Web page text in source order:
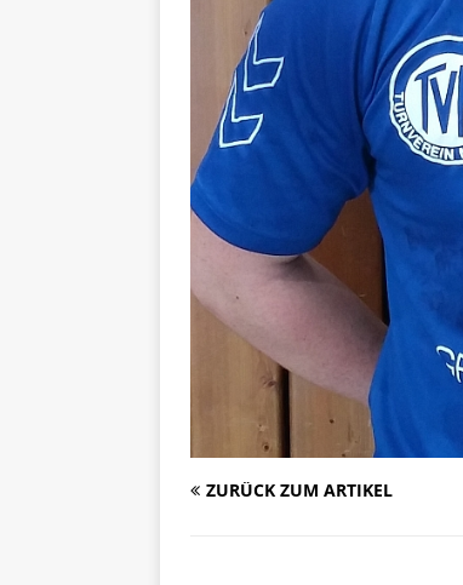
ZURÜCK ZUM ARTIKEL